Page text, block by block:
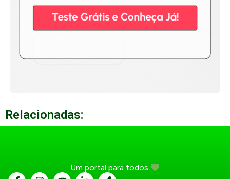
Relacionadas:
Um portal para todos